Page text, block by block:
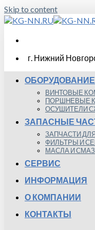
Skip to content
г. Нижний
ОБОРУДОВАНИЕ
ВИНТОВЫЕ
ПОРШНЕВЫЕ
ОСУШИТЕЛИ
ЗАПАСНЫЕ
ЗАПЧАСТИ
ФИЛЬТРЫ И
МАСЛА И
СЕРВИС
ИНФОРМАЦИЯ
О КОМПАНИИ
КОНТАКТЫ